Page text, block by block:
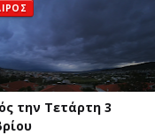
την Τετάρτη 3